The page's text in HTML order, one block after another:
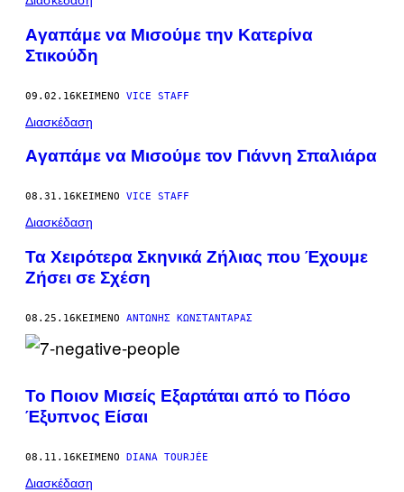
Aγαπάμε να Μισούμε την Κατερίνα
Στικούδη
09.02.16ΚΕΊΜΕΝΟ VICE STAFF
Διασκέδαση
Aγαπάμε να Μισούμε τον Γιάννη Σπαλιάρα
08.31.16ΚΕΊΜΕΝΟ VICE STAFF
Διασκέδαση
Τα Χειρότερα Σκηνικά Ζήλιας που Έχουμε
Ζήσει σε Σχέση
08.25.16ΚΕΊΜΕΝΟ ΑΝΤΏΝΗΣ ΚΩΝΣΤΑΝΤΆΡΑΣ
Το Ποιον Μισείς Εξαρτάται από το Πόσο
Έξυπνος Είσαι
08.11.16ΚΕΊΜΕΝΟ DIANA TOURJÉE
Διασκέδαση